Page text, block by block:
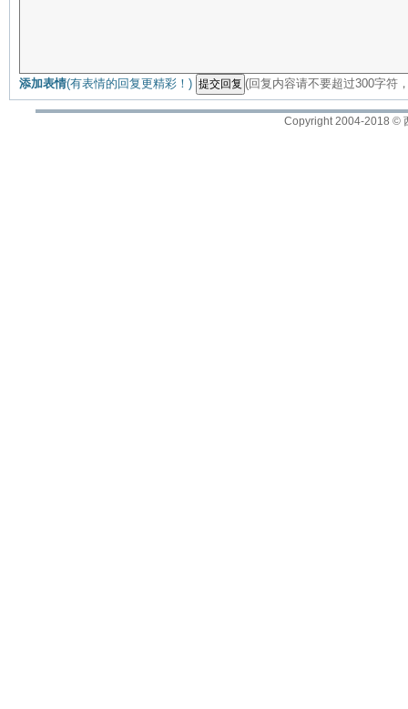
添加表情(有表情的回复更精彩！) (回复内容请不要超过300字符
Copyright 2004-2018 ©